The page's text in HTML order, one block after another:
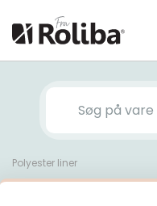
Polyester liner